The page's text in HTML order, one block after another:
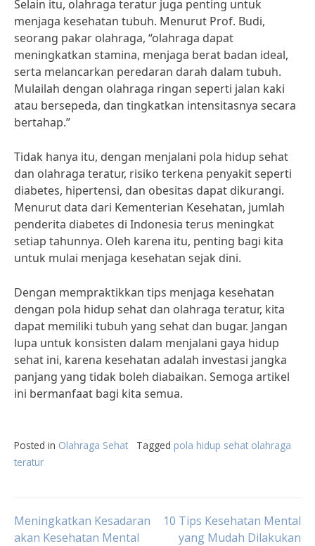
Selain itu, olahraga teratur juga penting untuk
menjaga kesehatan tubuh. Menurut Prof. Budi,
seorang pakar olahraga, “olahraga dapat
meningkatkan stamina, menjaga berat badan ideal,
serta melancarkan peredaran darah dalam tubuh.
Mulailah dengan olahraga ringan seperti jalan kaki
atau bersepeda, dan tingkatkan intensitasnya secara
bertahap.”
Tidak hanya itu, dengan menjalani pola hidup sehat
dan olahraga teratur, risiko terkena penyakit seperti
diabetes, hipertensi, dan obesitas dapat dikurangi.
Menurut data dari Kementerian Kesehatan, jumlah
penderita diabetes di Indonesia terus meningkat
setiap tahunnya. Oleh karena itu, penting bagi kita
untuk mulai menjaga kesehatan sejak dini.
Dengan mempraktikkan tips menjaga kesehatan
dengan pola hidup sehat dan olahraga teratur, kita
dapat memiliki tubuh yang sehat dan bugar. Jangan
lupa untuk konsisten dalam menjalani gaya hidup
sehat ini, karena kesehatan adalah investasi jangka
panjang yang tidak boleh diabaikan. Semoga artikel
ini bermanfaat bagi kita semua.
Posted in Olahraga Sehat Tagged pola hidup sehat olahraga
teratur
Post
Meningkatkan Kesadaran
akan Kesehatan Mental
10 Tips Kesehatan Mental
yang Mudah Dilakukan